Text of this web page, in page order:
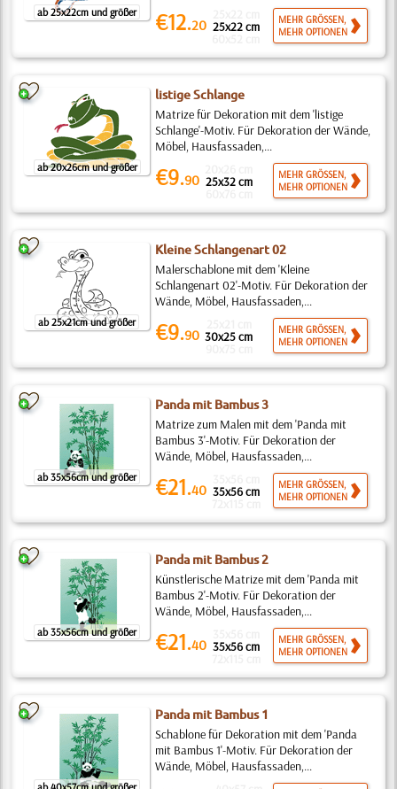
ab 25x22cm und größer €12.20 25x22 cm
MEHR GRÖSSEN,
MEHR OPTIONEN
ab 20x26cm und größer
listige Schlange
Matrize für Dekoration mit dem 'listige
Schlange'-Motiv. Für Dekoration der Wände,
Möbel, Hausfassaden,...
€9.90 25x32 cm
MEHR GRÖSSEN,
MEHR OPTIONEN
ab 25x21cm und größer
Kleine Schlangenart 02
Malerschablone mit dem 'Kleine
Schlangenart 02'-Motiv. Für Dekoration der
Wände, Möbel, Hausfassaden,...
€9.90 30x25 cm
MEHR GRÖSSEN,
MEHR OPTIONEN
ab 35x56cm und größer
Panda mit Bambus 3
Matrize zum Malen mit dem 'Panda mit
Bambus 3'-Motiv. Für Dekoration der
Wände, Möbel, Hausfassaden,...
€21.40 35x56 cm
MEHR GRÖSSEN,
MEHR OPTIONEN
ab 35x56cm und größer
Panda mit Bambus 2
Künstlerische Matrize mit dem 'Panda mit
Bambus 2'-Motiv. Für Dekoration der
Wände, Möbel, Hausfassaden,...
€21.40 35x56 cm
MEHR GRÖSSEN,
MEHR OPTIONEN
Panda mit Bambus 1
Schablone für Dekoration mit dem 'Panda
mit Bambus 1'-Motiv. Für Dekoration der
Wände, Möbel, Hausfassaden,...